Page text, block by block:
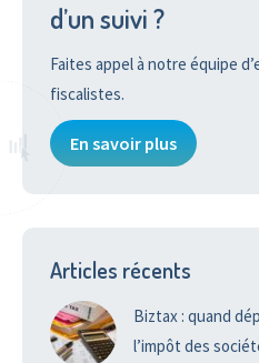
d’un suivi ?
Faites appel à notre équipe
fiscalistes.
En savoir plus
Articles récents
Biztax : quand
l’impôt des